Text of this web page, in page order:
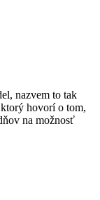
nazvem to tak
hovorí o tom,
na možnosť